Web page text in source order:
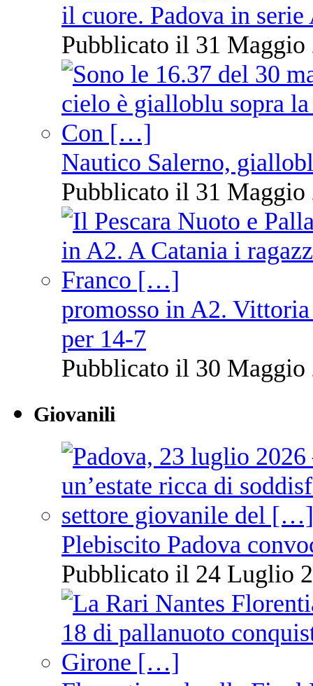
il cuore. Padova in serie
Pubblicato il 31 Maggio
Nautico Salerno,
Pubblicato il 31 Maggio
promosso in A2.
per 14-7
Pubblicato il 30 Maggio
Giovanili
Plebiscito Padova
Pubblicato il 24 Luglio